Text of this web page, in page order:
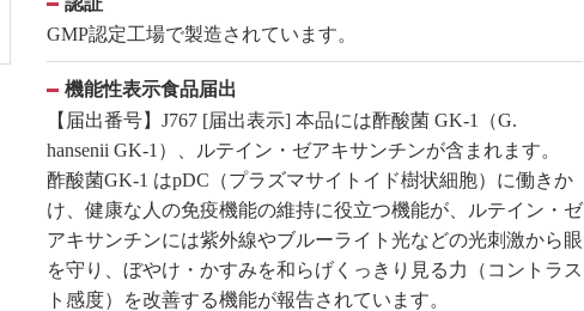
GMP認定工場で製造されています。
機能性表示食品届出
【届出番号】J767 [届出表示] 本品には酢酸菌 GK-1（G.
hansenii GK-1）、ルテイン・ゼアキサンチンが含まれます。
酢酸菌GK-1 はpDC（プラズマサイトイド樹状細胞）に働きか
け、健康な人の免疫機能の維持に役立つ機能が、ルテイン・ゼ
アキサンチンには紫外線やブルーライト光などの光刺激から眼
を守り、ぼやけ・かすみを和らげくっきり見る力（コントラス
ト感度）を改善する機能が報告されています。